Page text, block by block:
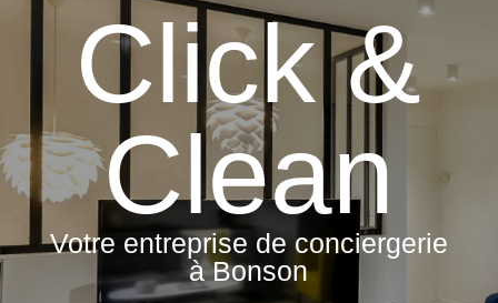
Click &
Clean
Votre entreprise de conciergerie
à Bonson